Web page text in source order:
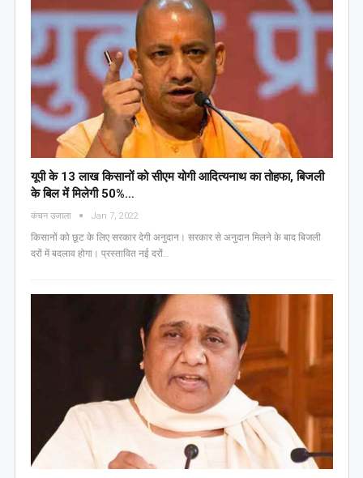
यूपी के 13 लाख किसानों को सीएम योगी आद‍ित्‍यनाथ का तोहफा, ब‍िजली
के ब‍िल में म‍िलेगी 50%…
कंचन उजाला Jan 7, 2022
किसानों को छूट के लिए सरकार देगी अनुदान। सरकार से अनुदान मिलने के बाद बिजली
दरों में बदलाव होगा। प्रस्तावित नई दरों…